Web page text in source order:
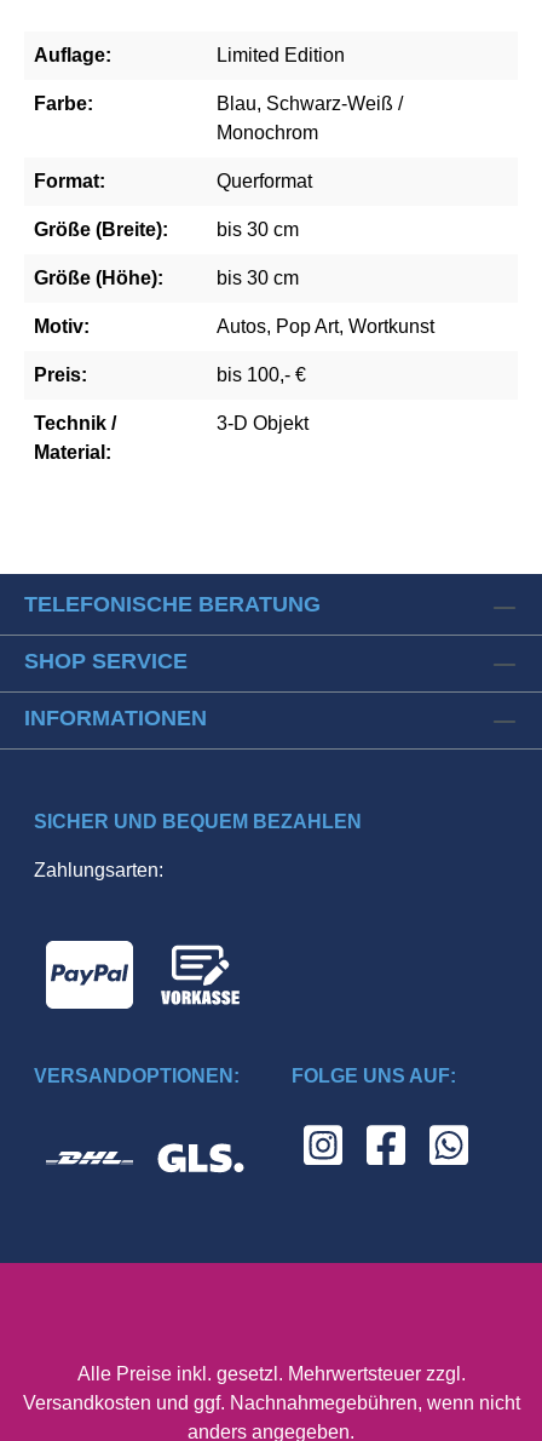
Auflage: Limited Edition
Farbe:
Blau, Schwarz-Weiß /
Monochrom
Format: Querformat
Größe (Breite): bis 30 cm
Größe (Höhe): bis 30 cm
Motiv: Autos, Pop Art, Wortkunst
Preis: bis 100,- €
Technik /
Material:
3-D Objekt
TELEFONISCHE BERATUNG
SHOP SERVICE
INFORMATIONEN
SICHER UND BEQUEM BEZAHLEN
Zahlungsarten:
VERSANDOPTIONEN: FOLGE UNS AUF:
Alle Preise inkl. gesetzl. Mehrwertsteuer zzgl.
Versandkosten und ggf. Nachnahmegebühren, wenn nicht
anders angegeben.